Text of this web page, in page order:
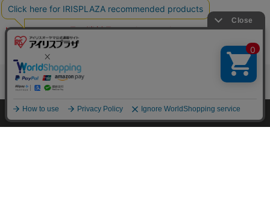
リステリン
クリアクリーン
HOME 日用品・消耗品
HOME 探す ログイン お気に入り お知らせ